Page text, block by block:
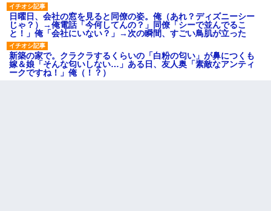
日曜日、会社の窓を見ると同僚の姿。俺（あれ？ディズニーシー
じゃ？）→俺電話「今何してんの？」同僚「シーで並んでるこ
と！」俺「会社にいない？」→次の瞬間、すごい鳥肌が立った
新築の家で。クラクラするくらいの「白粉の匂い」が鼻につくも
嫁＆娘「そんな匂いしない…」ある日、友人奥「素敵なアンティ
ークですね！」俺（！？）